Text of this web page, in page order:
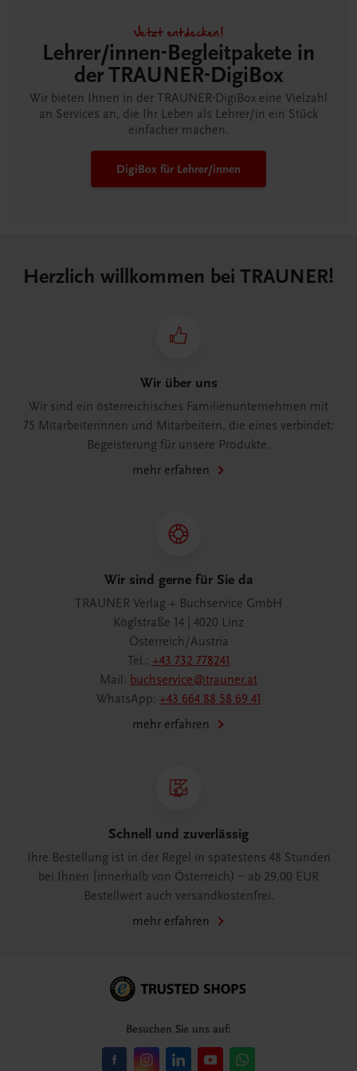
Jetzt entdecken!
Lehrer/innen-Begleitpakete in
der TRAUNER-DigiBox
Wir bieten Ihnen in der TRAUNER-DigiBox eine Vielzahl
an Services an, die Ihr Leben als Lehrer/in ein Stück
einfacher machen.
DigiBox für Lehrer/innen
Herzlich willkommen bei TRAUNER!
Wir über uns
Wir sind ein österreichisches Familienunternehmen mit
75 Mitarbeiterinnen und Mitarbeitern, die eines verbindet:
Begeisterung für unsere Produkte.
mehr erfahren
Wir sind gerne für Sie da
TRAUNER Verlag + Buchservice GmbH
Köglstraße 14 | 4020 Linz
Österreich/Austria
Tel.: +43 732 778241
Mail: buchservice@trauner.at
WhatsApp: +43 664 88 58 69 41
mehr erfahren
Schnell und zuverlässig
Ihre Bestellung ist in der Regel in spätestens 48 Stunden
bei Ihnen (innerhalb von Österreich) – ab 29,00 EUR
Bestellwert auch versandkostenfrei.
mehr erfahren
Besuchen Sie uns auf: